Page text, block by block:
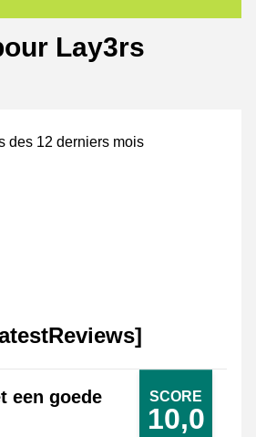
Lay3rs
des 12 derniers mois
SCORE
10,0
een goede